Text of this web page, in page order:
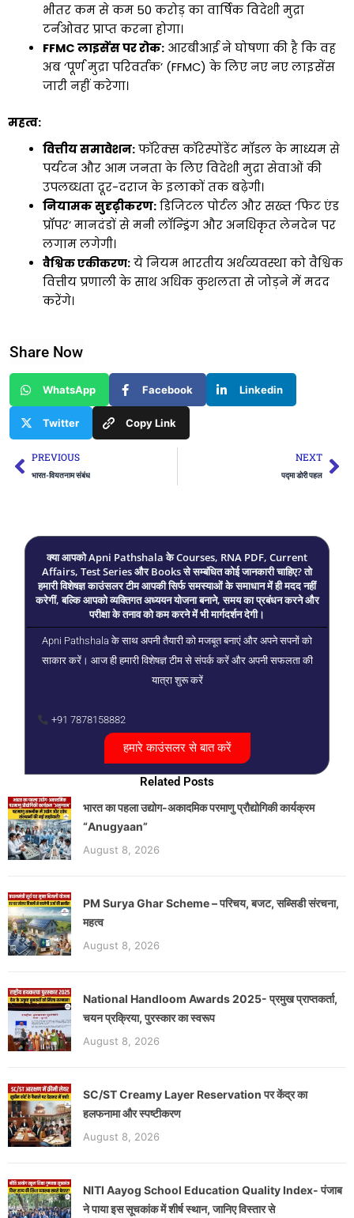
भीतर कम से कम ₹50 करोड़ का वार्षिक विदेशी मुद्रा
टर्नओवर प्राप्त करना होगा।
FFMC लाइसेंस पर रोक:आरबीआई ने घोषणा की है कि वह
अब ‘पूर्ण मुद्रा परिवर्तक’ (FFMC) के लिए नए नए लाइसेंस
जारी नहीं करेगा।
महत्व:
वित्तीय समावेशन:फॉरेक्स कॉरेस्पोंडेंट मॉडल के माध्यम से
पर्यटन और आम जनता के लिए विदेशी मुद्रा सेवाओं की
उपलब्धता दूर-दराज के इलाकों तक बढ़ेगी।
नियामक सुदृढ़ीकरण:डिजिटल पोर्टल और सख्त ‘फिट एंड
प्रॉपर’ मानदंडों से मनी लॉन्ड्रिंग और अनधिकृत लेनदेन पर
लगाम लगेगी।
वैश्विक एकीकरण:ये नियम भारतीय अर्थव्यवस्था को वैश्विक
वित्तीय प्रणाली के साथ अधिक कुशलता से जोड़ने में मदद
करेंगे।
Share Now
WhatsApp Facebook Linkedin
Twitter Copy Link
Prev
PREVIOUS
भारत-वियतनाम संबंध
NEXT
पद्मा डोरी पहल
क्या आपको Apni Pathshala के Courses, RNA PDF, Current
Affairs, Test Series और Books से सम्बंधित कोई जानकारी चाहिए? तो
हमारी विशेषज्ञ काउंसलर टीम आपकी सिर्फ समस्याओं के समाधान में ही मदद नहीं
करेगीं, बल्कि आपको व्यक्तिगत अध्ययन योजना बनाने, समय का प्रबंधन करने और
परीक्षा के तनाव को कम करने में भी मार्गदर्शन देगी।
Apni Pathshala के साथ अपनी तैयारी को मजबूत बनाएं और अपने सपनों को
साकार करें। आज ही हमारी विशेषज्ञ टीम से संपर्क करें और अपनी सफलता की
यात्रा शुरू करें
+91 7878158882
हमारे काउंसलर से बात करें
Related Posts
भारत का पहला उद्योग-अकादमिक परमाणु प्रौद्योगिकी कार्यक्रम
“Anugyaan”
August 8, 2026
PM Surya Ghar Scheme – परिचय, बजट, सब्सिडी संरचना,
महत्व
August 8, 2026
National Handloom Awards 2025- प्रमुख प्राप्तकर्ता,
चयन प्रक्रिया, पुरस्कार का स्वरूप
August 8, 2026
SC/ST Creamy Layer Reservation पर केंद्र का
हलफनामा और स्पष्टीकरण
August 8, 2026
NITI Aayog School Education Quality Index- पंजाब
ने पाया इस सूचकांक में शीर्ष स्थान, जानिए विस्तार से